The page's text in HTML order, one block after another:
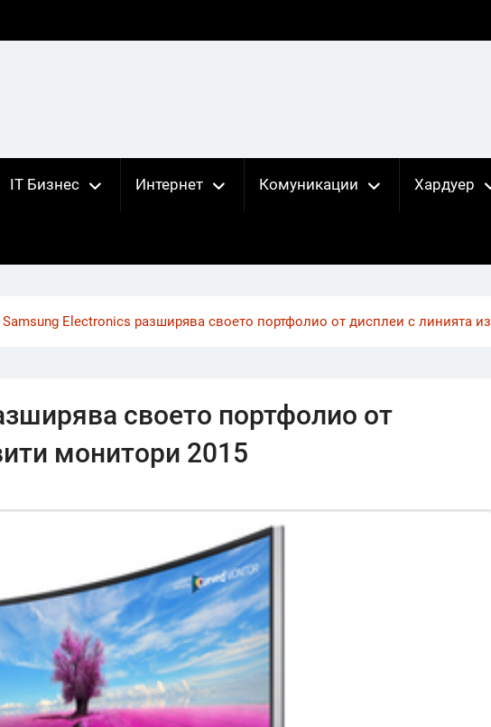
IT Бизнес Интернет Комуникации Хардуер
Samsung Electronics разширява своето портфолио от дисплеи с линията
своето портфолио от
монитори 2015